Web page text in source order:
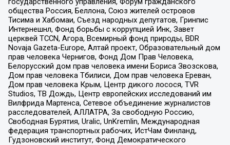
общества Россия, Беллона, Союз жителей островов
Тисима и Хабомаи, Съезд народных депутатов, Гринпис
Интернешнл, Фонд борьбы с коррупцией Инк, Завет
церквей TCCN, Агора, Всемирный фонд природы, BDR
Novaja Gazeta-Europe, Алтай проект, Образовательный дом
прав человека Чернигов, Фонд Дом Прав Человека,
Белорусский дом прав человека имени Бориса Звозскова,
Дом прав человека Тбилиси, Дом прав человека Ереван,
Дом прав человека Крым, Центр дикого лосося, TVR
Studios, ТВ Дождь, Центр европейских исследований им
Вилфрида Мартенса, Сетевое объединение журналистов
расследователей, АЛЛАТРА, За свободную Россию,
Свободная Бурятия, Uralic, UnKremlin, Международная
федерация транспортных рабочих, ИстЧам Финланд,
Гудзоновский институт, Фонд Демократического